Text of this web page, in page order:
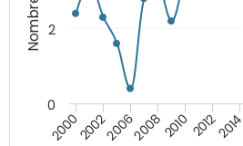
20002002200620082010 20122014
0
2